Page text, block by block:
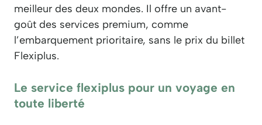
meilleur des deux mondes. Il offre un avant-
goût des services premium, comme
l’embarquement prioritaire, sans le prix du billet
Flexiplus.
Le service flexiplus pour un voyage en
toute liberté